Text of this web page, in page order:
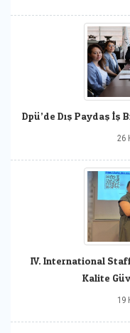
Dpü’de Dış Paydaş
26
IV. International
Kalite
19